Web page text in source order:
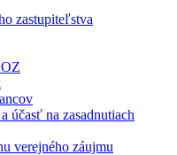
zastupiteľstva
účasť na zasadnutiach
verejného záujmu